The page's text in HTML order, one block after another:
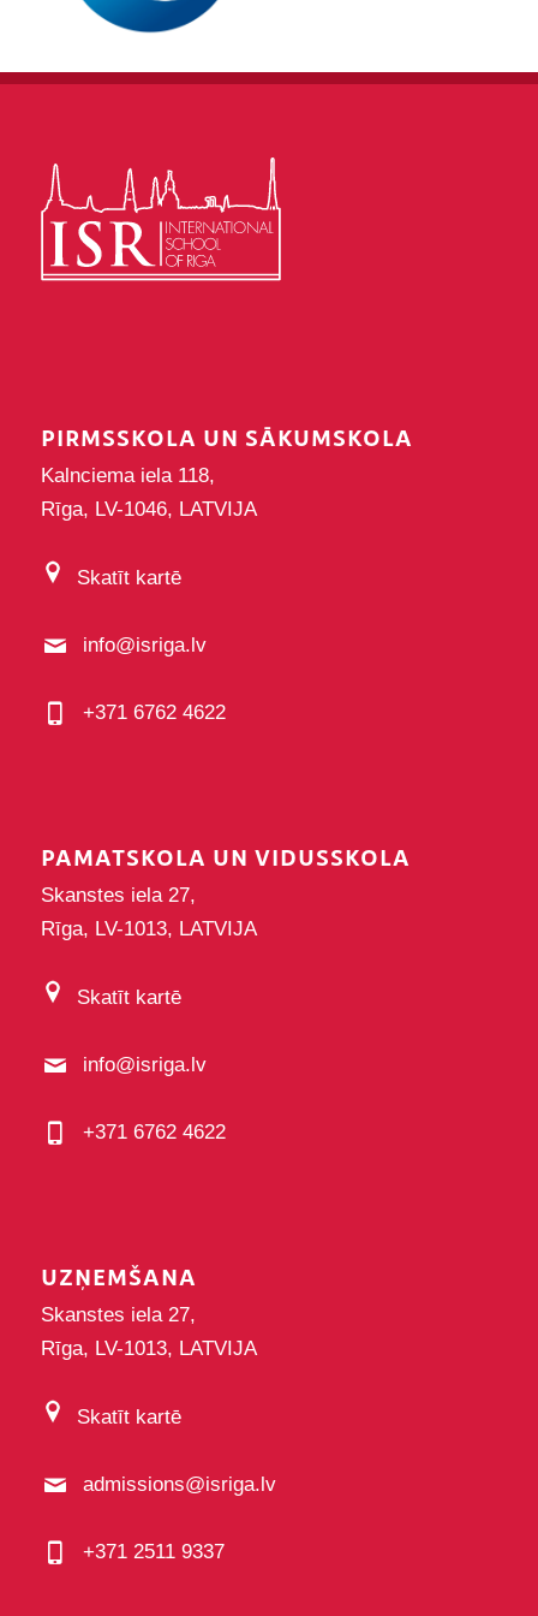
PIRMSSKOLA UN SĀKUMSKOLA
Kalnciema iela 118,
Rīga, LV-1046, LATVIJA
Skatīt kartē
info@isriga.lv
+371 6762 4622
PAMATSKOLA UN VIDUSSKOLA
Skanstes iela 27,
Rīga, LV-1013, LATVIJA
Skatīt kartē
info@isriga.lv
+371 6762 4622
UZŅEMŠANA
Skanstes iela 27,
Rīga, LV-1013, LATVIJA
Skatīt kartē
admissions@isriga.lv
+371 2511 9337